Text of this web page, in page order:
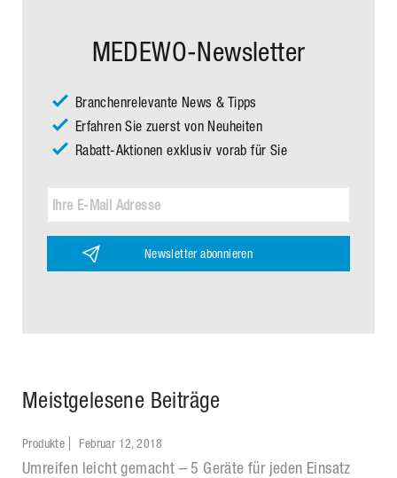
MEDEWO-Newsletter
Branchenrelevante News & Tipps
Erfahren Sie zuerst von Neuheiten
Rabatt-Aktionen exklusiv vorab für Sie
Newsletter abonnieren
Meistgelesene Beiträge
Produkte Februar 12, 2018
Umreifen leicht gemacht – 5 Geräte für jeden Einsatz